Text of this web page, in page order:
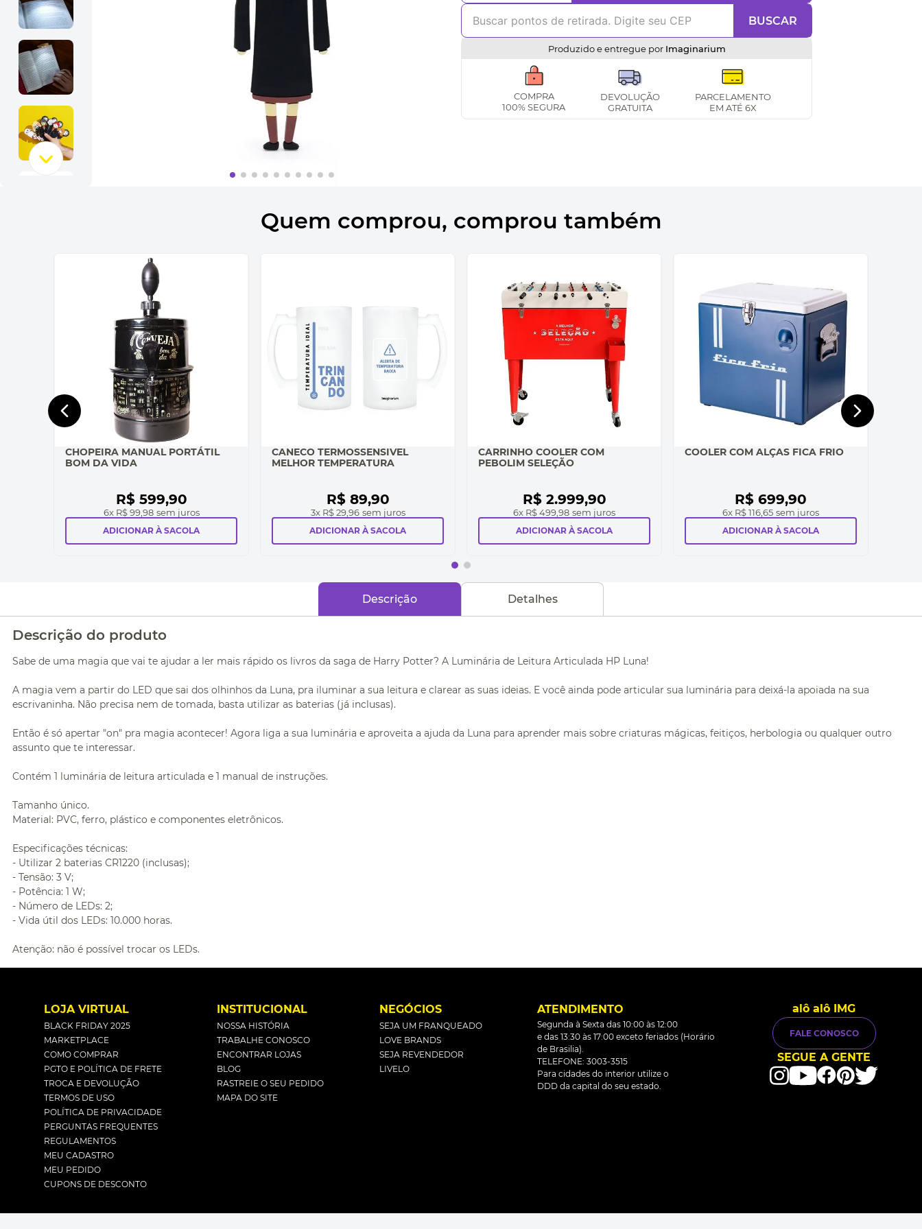
BUSCAR
Produzido e entregue por Imaginarium
COMPRA
100% SEGURA
DEVOLUÇÃO
GRATUITA
PARCELAMENTO
EM ATÉ 6X
Quem comprou, comprou também
CHOPEIRA MANUAL PORTÁTIL
BOM DA VIDA
R$ 599,90
6x R$ 99,98 sem juros
ADICIONAR À SACOLA
CANECO TERMOSSENSIVEL
MELHOR TEMPERATURA
R$ 89,90
3x R$ 29,96 sem juros
ADICIONAR À SACOLA
CARRINHO COOLER COM
PEBOLIM SELEÇÃO
R$ 2.999,90
6x R$ 499,98 sem juros
ADICIONAR À SACOLA
COOLER COM ALÇAS FICA FRIO
R$ 699,90
6x R$ 116,65 sem juros
ADICIONAR À SACOLA
Descrição Detalhes
Descrição do produto
Sabe de uma magia que vai te ajudar a ler mais rápido os livros da saga de Harry Potter? A Luminária de Leitura Articulada HP Luna!
A magia vem a partir do LED que sai dos olhinhos da Luna, pra iluminar a sua leitura e clarear as suas ideias. E você ainda pode articular sua luminária para deixá-la apoiada na sua
escrivaninha. Não precisa nem de tomada, basta utilizar as baterias (já inclusas).
Então é só apertar "on" pra magia acontecer! Agora liga a sua luminária e aproveita a ajuda da Luna para aprender mais sobre criaturas mágicas, feitiços, herbologia ou qualquer outro
assunto que te interessar.
Contém 1 luminária de leitura articulada e 1 manual de instruções.
Tamanho único.
Material: PVC, ferro, plástico e componentes eletrônicos.
Especificações técnicas:
- Utilizar 2 baterias CR1220 (inclusas);
- Tensão: 3 V;
- Potência: 1 W;
- Número de LEDs: 2;
- Vida útil dos LEDs: 10.000 horas.
Atenção: não é possível trocar os LEDs.
LOJA VIRTUAL
BLACK FRIDAY 2025
MARKETPLACE
COMO COMPRAR
PGTO E POLÍTICA DE FRETE
TROCA E DEVOLUÇÃO
TERMOS DE USO
POLÍTICA DE PRIVACIDADE
PERGUNTAS FREQUENTES
REGULAMENTOS
MEU CADASTRO
MEU PEDIDO
CUPONS DE DESCONTO
INSTITUCIONAL
NOSSA HISTÓRIA
TRABALHE CONOSCO
ENCONTRAR LOJAS
BLOG
RASTREIE O SEU PEDIDO
MAPA DO SITE
NEGÓCIOS
SEJA UM FRANQUEADO
LOVE BRANDS
SEJA REVENDEDOR
LIVELO
ATENDIMENTO
Segunda à Sexta das 10:00 às 12:00
e das 13:30 às 17:00 exceto feriados (Horário
de Brasilia).
TELEFONE: 3003-3515
Para cidades do interior utilize o
DDD da capital do seu estado.
alô alô IMG
FALE CONOSCO
SEGUE A GENTE